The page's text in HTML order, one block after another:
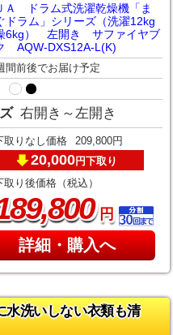
Ａ ドラム式洗濯乾燥機「ま
ドラム」シリーズ（洗濯12kg
6kg） 左開き サファイヤブ
AQW-DXS12A-L(K)
間前後でお届け予定
右開き～左開き
取りなし価格 209,800円
20,000円下取り
取り後価格（税込）
,800円
詳細・購入へ
水洗いしない衣類も清